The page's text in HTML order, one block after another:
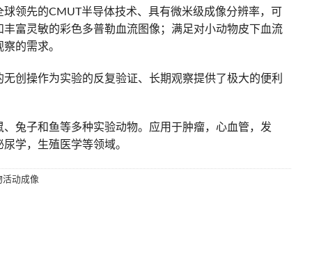
领先的CMUT半导体技术、具有微米级成像分辨率，可
丰富灵敏的彩色多普勒血流图像；满足对小动物皮下血流
的需求。
创操作为实验的反复验证、长期观察提供了极大的便利
、兔子和鱼等多种实验动物。应用于肿瘤，心血管，发
学，生殖医学等领域。
活动成像